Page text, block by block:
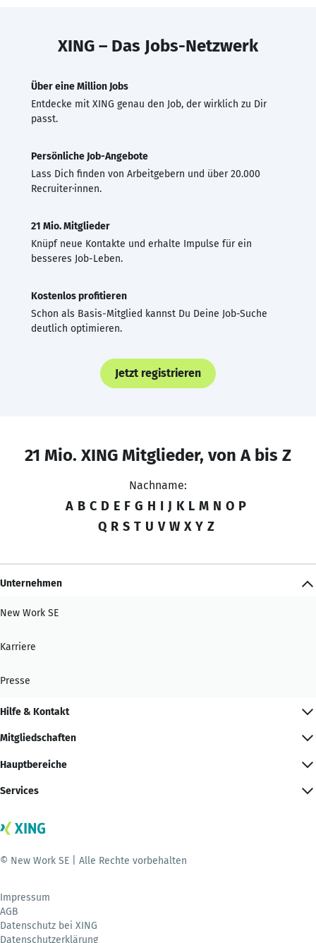
XING – Das Jobs-Netzwerk
Über eine Million Jobs
Entdecke mit XING genau den Job, der wirklich zu Dir
passt.
Persönliche Job-Angebote
Lass Dich finden von Arbeitgebern und über 20.000
Recruiter·innen.
21 Mio. Mitglieder
Knüpf neue Kontakte und erhalte Impulse für ein
besseres Job-Leben.
Kostenlos profitieren
Schon als Basis-Mitglied kannst Du Deine Job-Suche
deutlich optimieren.
Jetzt registrieren
21 Mio. XING Mitglieder, von A bis Z
Nachname:
A B C D E F G H I J K L M N O P
Q R S T U V W X Y Z
Unternehmen
New Work SE
Karriere
Presse
Hilfe & Kontakt
Mitgliedschaften
Hauptbereiche
Services
© New Work SE | Alle Rechte vorbehalten
Impressum
AGB
Datenschutz bei XING
Datenschutzerklärung